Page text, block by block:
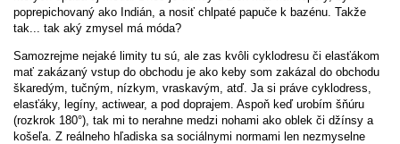
poprepichovaný ako Indián, a nosiť chlpaté papuče k bazénu. Takže
tak... tak aký zmysel má móda?
Samozrejme nejaké limity tu sú, ale zas kvôli cyklodresu či elasťákom
mať zakázaný vstup do obchodu je ako keby som zakázal do obchodu
škaredým, tučným, nízkym, vraskavým, atď. Ja si práve cyklodress,
elasťáky, legíny, actiwear, a pod doprajem. Aspoň keď urobím šňúru
(rozkrok 180°), tak mi to nerahne medzi nohami ako oblek či džínsy a
košeľa. Z reálneho hľadiska sa sociálnymi normami len nezmyselne